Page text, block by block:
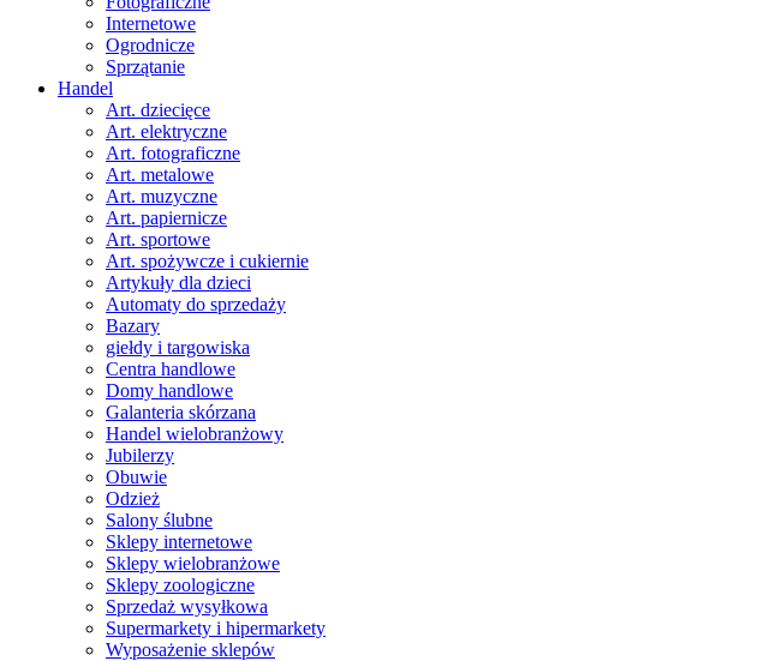
Internetowe
Ogrodnicze
Sprzątanie
Handel
Art. dziecięce
Art. elektryczne
Art. fotograficzne
Art. metalowe
Art. muzyczne
Art. papiernicze
Art. sportowe
Art. spożywcze i cukiernie
Artykuły dla dzieci
Automaty do sprzedaży
Bazary
giełdy i targowiska
Centra handlowe
Domy handlowe
Galanteria skórzana
Handel wielobranżowy
Jubilerzy
Obuwie
Odzież
Salony ślubne
Sklepy internetowe
Sklepy wielobranżowe
Sklepy zoologiczne
Sprzedaż wysyłkowa
Supermarkety i hipermarkety
Wyposażenie sklepów